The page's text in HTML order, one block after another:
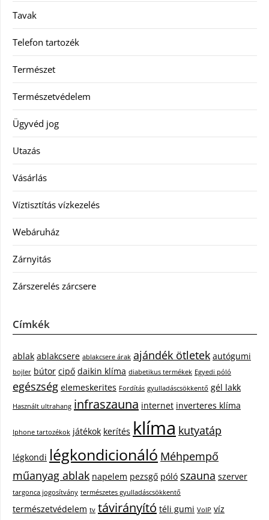
Tavak
Telefon tartozék
Természet
Természetvédelem
Ügyvéd jog
Utazás
Vásárlás
Víztisztítás vízkezelés
Webáruház
Zárnyitás
Zárszerelés zárcsere
Címkék
ablak ablakcsere ablakcsere árak ajándék ötletek autógumi
bojler bútor cipő daikin klíma diabetikus termékek Egyedi póló
egészség elemeskerites Fordítás gyulladáscsökkentő gél lakk
Használt ultrahang infraszauna internet inverteres klíma
Iphone tartozékok játékok kerítés klíma kutyatáp
légkondi légkondicionáló Méhpempő
műanyag ablak napelem pezsgő póló szauna szerver
targonca jogosítvány természetes gyulladáscsökkentő
természetvédelem tv távirányító téli gumi VoIP víz